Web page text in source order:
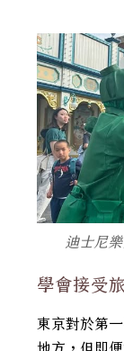
迪士尼
學會接受
東京對於第
地方，但即